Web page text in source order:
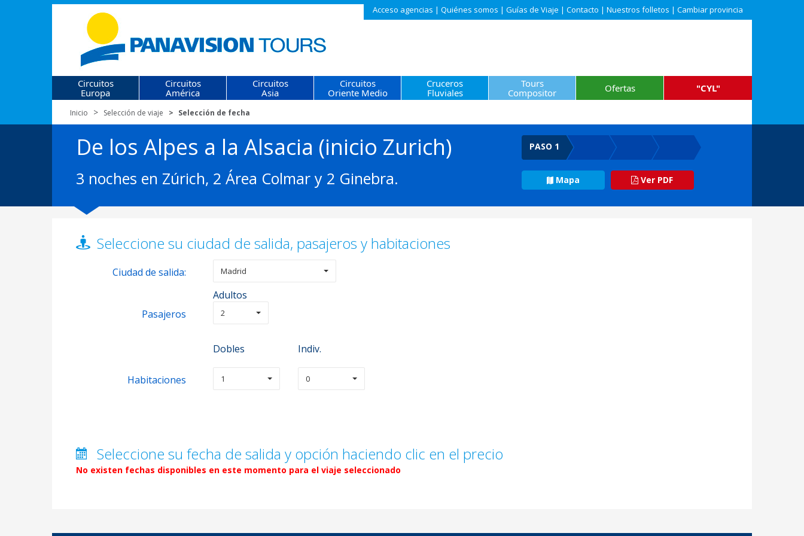
Acceso agencias | Quiénes somos | Guías de Viaje | Contacto | Nuestros folletos | Cambiar provincia
Circuitos
Europa
Circuitos
América
Circuitos
Asia
Circuitos
Oriente Medio
Cruceros
Fluviales
Tours
Compositor
Ofertas "CYL"
Inicio Selección de viaje Selección de fecha
De los Alpes a la Alsacia (inicio Zurich)
3 noches en Zúrich, 2 Área Colmar y 2 Ginebra.
PASO 1
Mapa Ver PDF
Seleccione su ciudad de salida, pasajeros y habitaciones
Ciudad de salida: Madrid
Adultos
Pasajeros
2
Dobles Indiv.
Habitaciones 1 0
Seleccione su fecha de salida y opción haciendo clic en el precio
No existen fechas disponibles en este momento para el viaje seleccionado